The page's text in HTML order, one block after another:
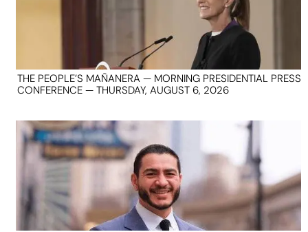
THE PEOPLE’S MAÑANERA — MORNING PRESIDENTIAL PRESS
CONFERENCE — THURSDAY, AUGUST 6, 2026